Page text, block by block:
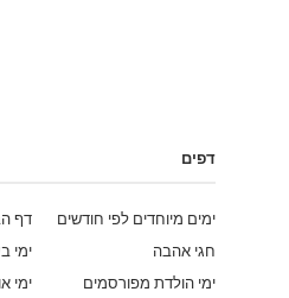
דפים
דף
ימים מיוחדים לפי חודשים
ימי
חגי אהבה
ימי
ימי הולדת מפורסמים